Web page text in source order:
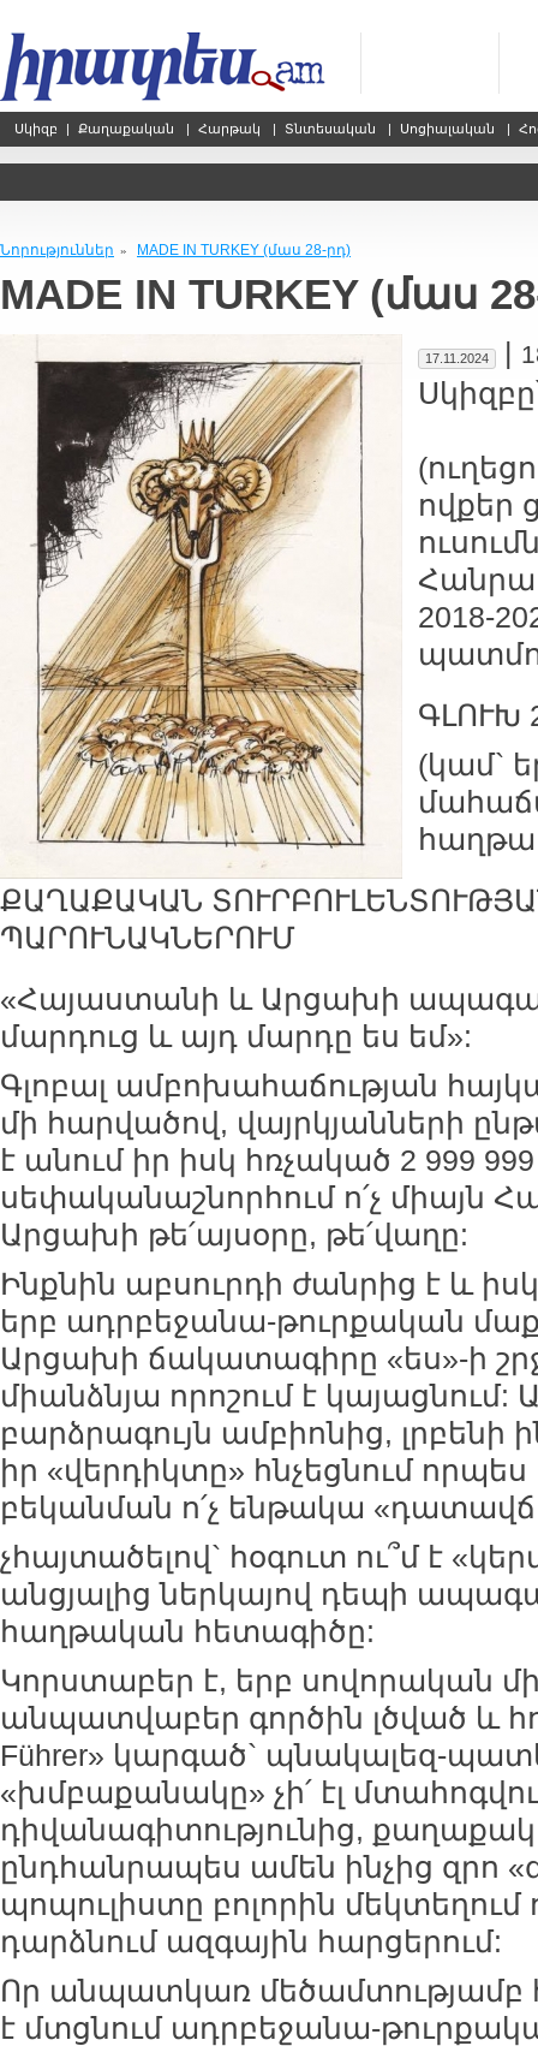
Սկիզբ | Քաղաքական | Հարթակ | Տնտեսական | Սոցիալական |
Նորություններ » MADE IN TURKEY (մաս 28-րդ)
MADE IN TURKEY (մաս
17.11.2024
ովքեր
2018-
ԳԼՈՒԽ
(կամ`
ՔԱՂԱՔԱԿԱՆ
ՊԱՐՈՒՆԱԿՆԵՐՈՒՄ
«Հայաստանի և Արցախի
մարդուց և այդ մարդը ես եմ»:
Գլոբալ ամբոխահաճության
մի հարվածով, վայրկյանների
է անում իր իսկ հռչակած 2 999
սեփականաշնորհում ո՛չ միայն
Արցախի թե՛այսօրը, թե՛վաղը:
Ինքնին աբսուրդի ժանրից է և
երբ ադրբեջանա-թուրքական
Արցախի ճակատագիրը «ես»-ի
միանձնյա որոշում է կայացնում:
բարձրագույն ամբիոնից, լրբենի
իր «վերդիկտը» հնչեցնում
բեկանման ո՛չ ենթակա
չհայտածելով` հօգուտ ու՞մ է
անցյալից ներկայով դեպի
հաղթական հետագիծը:
Կորստաբեր է, երբ սովորական
անպատվաբեր գործին լծված և
Führer» կարգած` պնակալեզ-
«խմբաքանակը» չի՛ էլ
դիվանագիտությունից,
ընդհանրապես ամեն ինչից զրո
պոպուլիստը բոլորին մեկտեղում
դարձնում ազգային հարցերում:
Որ անպատկառ մեծամտությամբ
է մտցնում ադրբեջանա-